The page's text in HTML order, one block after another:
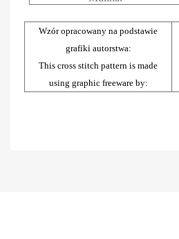
Wzór opracowany na podstawie
grafiki autorstwa:
This cross stitch pattern is made
using graphic freeware by: